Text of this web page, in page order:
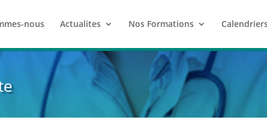
nous Actualites Nos Formations